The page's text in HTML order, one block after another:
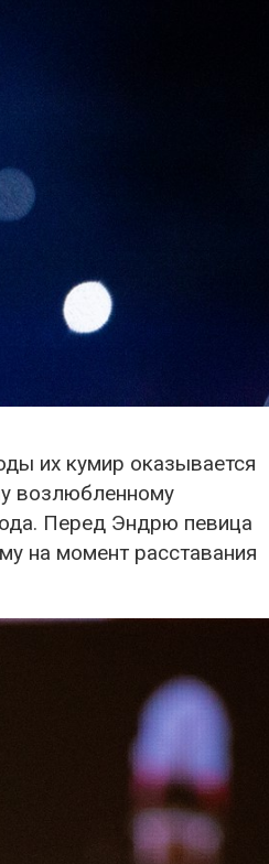
их кумир оказывается
возлюбленному
Перед Эндрю певица
на момент расставания